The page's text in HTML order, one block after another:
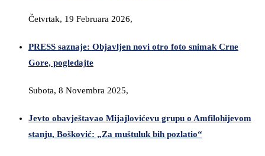
Četvrtak, 19 Februara 2026,
PRESS saznaje: Objavljen novi otro foto snimak Crne
Gore, pogledajte
Subota, 8 Novembra 2025,
Jevto obavještavao Mijajlovićevu grupu o Amfilohijevom
stanju, Bošković: „Za muštuluk bih pozlatio“